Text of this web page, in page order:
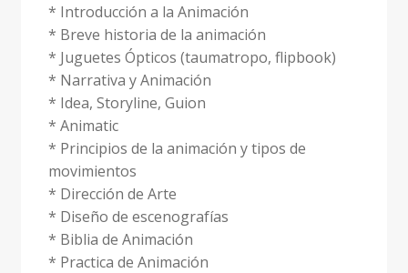
* Introducción a la Animación
* Breve historia de la animación
* Juguetes Ópticos (taumatropo, flipbook)
* Narrativa y Animación
* Idea, Storyline, Guion
* Animatic
* Principios de la animación y tipos de
movimientos
* Dirección de Arte
* Diseño de escenografías
* Biblia de Animación
* Practica de Animación